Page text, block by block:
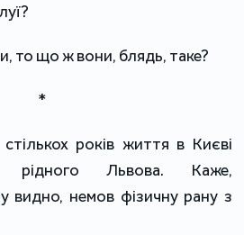
то що ж вони, блядь, таке?
*
років життя в Києві
рідного Львова. Каже,
видно, немов фізичну рану з